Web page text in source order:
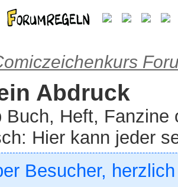
Abdruck
Buch, Heft, Fanzine
Hier kann jeder
Besucher,